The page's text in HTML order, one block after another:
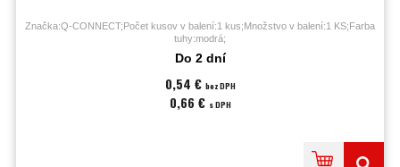
Značka:Q-CONNECT;Počet kusov v balení:1 kus;Množstvo v balení:1 KS;Farba
tuhy:modrá;
Do 2 dní
0,54 € bez DPH
0,66 € s DPH